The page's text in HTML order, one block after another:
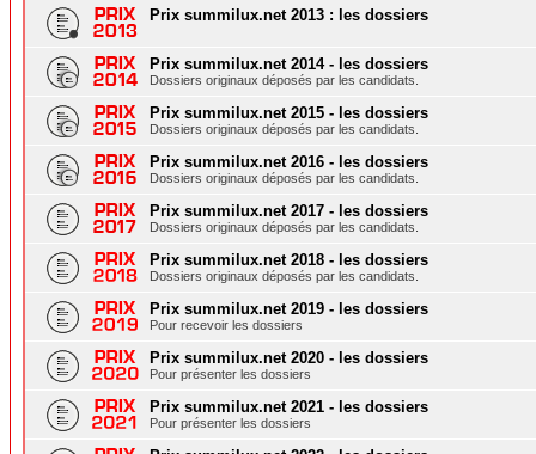
Prix summilux.net 2013 : les dossiers
Prix summilux.net 2014 - les dossiers
Dossiers originaux déposés par les candidats.
Prix summilux.net 2015 - les dossiers
Dossiers originaux déposés par les candidats.
Prix summilux.net 2016 - les dossiers
Dossiers originaux déposés par les candidats.
Prix summilux.net 2017 - les dossiers
Dossiers originaux déposés par les candidats.
Prix summilux.net 2018 - les dossiers
Dossiers originaux déposés par les candidats.
Prix summilux.net 2019 - les dossiers
Pour recevoir les dossiers
Prix summilux.net 2020 - les dossiers
Pour présenter les dossiers
Prix summilux.net 2021 - les dossiers
Pour présenter les dossiers